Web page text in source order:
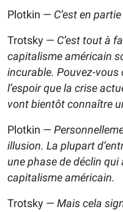
Plotkin — C’est en
Trotsky — C’est tout à
capitalisme américain
incurable. Pouvez-
l’espoir que la crise
vont bientôt connaître
Plotkin —
illusion. La plupart
une phase de déclin
capitalisme américain.
Trotsky — Mais cela